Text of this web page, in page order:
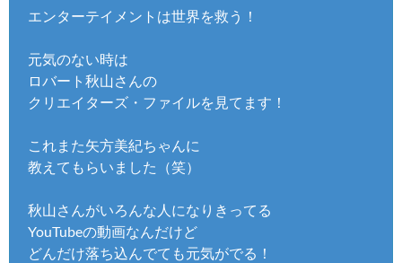
エンターテイメントは世界を救う！
元気のない時は
ロバート秋山さんの
クリエイターズ・ファイルを見てます！
これまた矢方美紀ちゃんに
教えてもらいました（笑）
秋山さんがいろんな人になりきってる
YouTubeの動画なんだけど
どんだけ落ち込んでても元気がでる！